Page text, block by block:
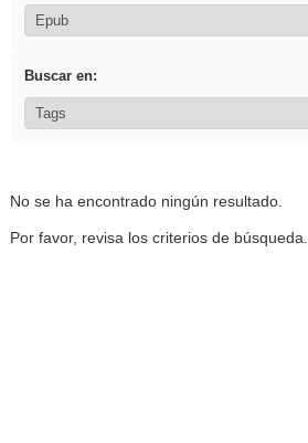
Buscar en:
No se ha encontrado ningún resultado.
Por favor, revisa los criterios de búsqueda.